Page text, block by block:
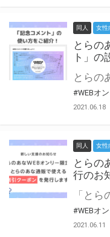
同人 女性
とらの
ト」の
#WEBオ
2021.06.18
同人 女性
とらの
行のお
#WEBオ
2021.06.11